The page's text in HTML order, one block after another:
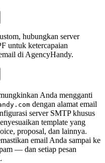
hubungkan server
untuk ketercapaian
di AgencyHandy.
Anda mengganti
dengan alamat email
server SMTP khusus
template yang
proposal, dan lainnya.
email Anda sampai ke
— dan setiap pesan